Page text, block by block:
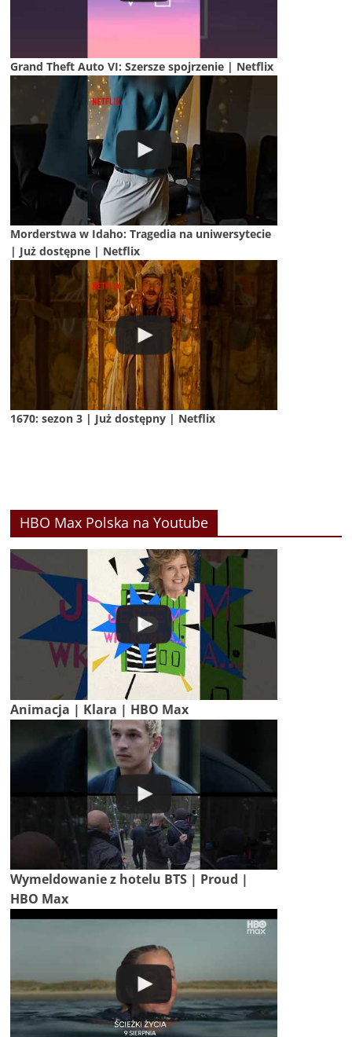
Grand Theft Auto VI: Szersze spojrzenie | Netflix
Morderstwa w Idaho: Tragedia na uniwersytecie
| Już dostępne | Netflix
1670: sezon 3 | Już dostępny | Netflix
HBO Max Polska na Youtube
Animacja | Klara | HBO Max
Wymeldowanie z hotelu BTS | Proud |
HBO Max